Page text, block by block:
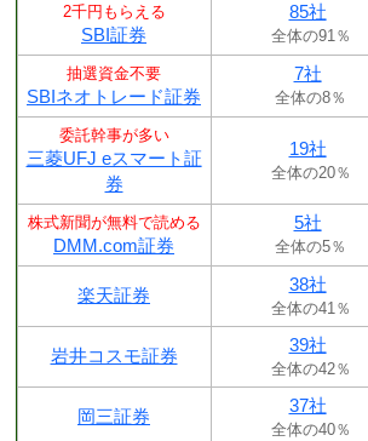
2千円もらえる
SBI証券
85社
全体の91％
抽選資金不要
SBIネオトレード証券
7社
全体の8％
委託幹事が多い
三菱UFJ eスマート証
券
19社
全体の20％
株式新聞が無料で読める
DMM.com証券
5社
全体の5％
楽天証券
38社
全体の41％
岩井コスモ証券
39社
全体の42％
岡三証券
37社
全体の40％